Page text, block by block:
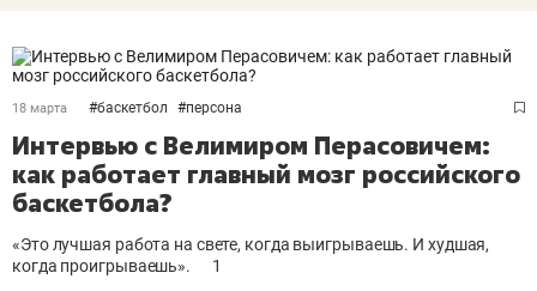
18 марта #баскетбол #персона
Интервью с Велимиром Перасовичем:
как работает главный мозг российского
баскетбола?
«Это лучшая работа на свете, когда выигрываешь. И худшая,
когда проигрываешь».
1